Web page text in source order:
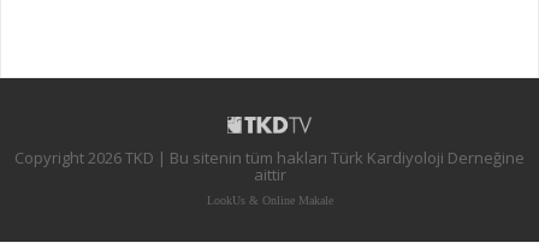
Copyright 2026 TKD | Bu sitenin tüm hakları Türk Kardiyoloji Derneğine
aittir
LookUs& Online Makale